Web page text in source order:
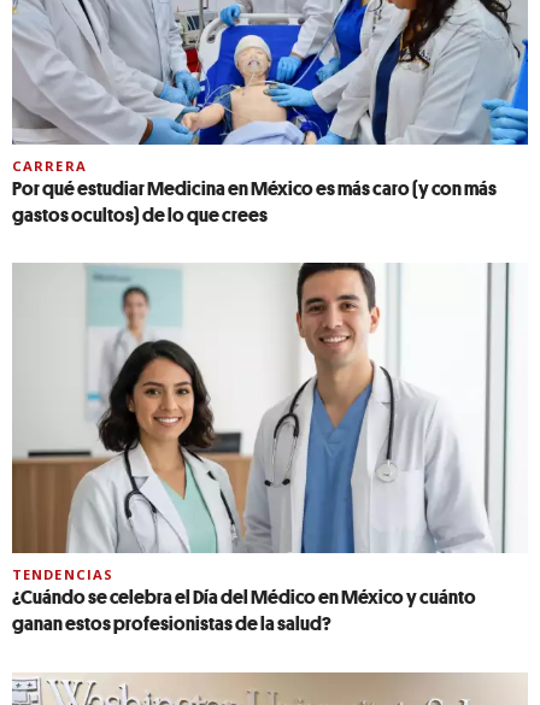
CARRERA
Por qué estudiar Medicina en México es más caro (y con más
gastos ocultos) de lo que crees
TENDENCIAS
¿Cuándo se celebra el Día del Médico en México y cuánto
ganan estos profesionistas de la salud?